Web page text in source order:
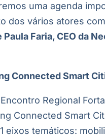
uma agenda
dos vários atores
Paula Faria, CEO da
Connected Smart
Regional
Connected Smart
eixos temáticos: